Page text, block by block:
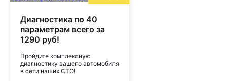
Диагностика по 40
параметрам всего за
1290 руб!
Пройдите комплексную
диагностику вашего автомобиля
в сети наших СТО!